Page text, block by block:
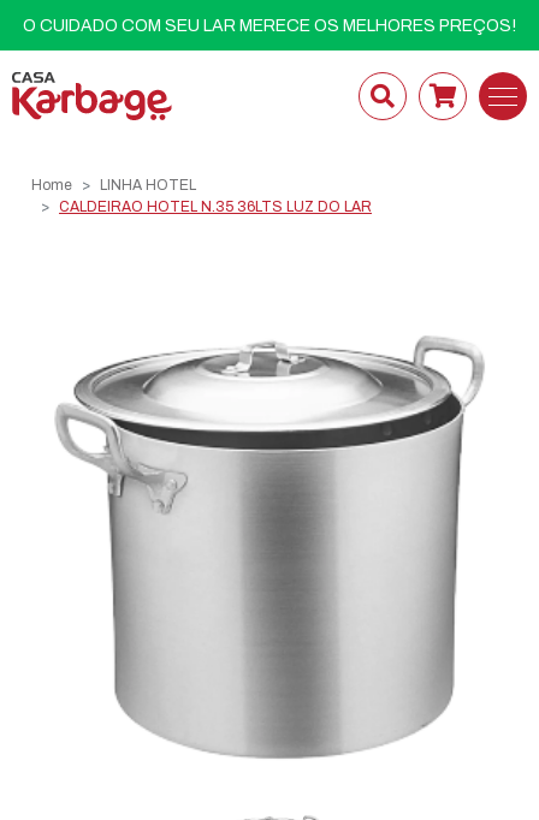
O CUIDADO COM SEU LAR MERECE OS MELHORES PREÇOS!
Home
LINHA HOTEL
CALDEIRAO HOTEL N.35 36LTS LUZ DO LAR